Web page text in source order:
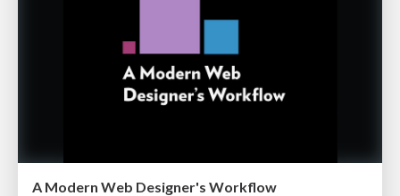
A Modern Web Designer's Workflow